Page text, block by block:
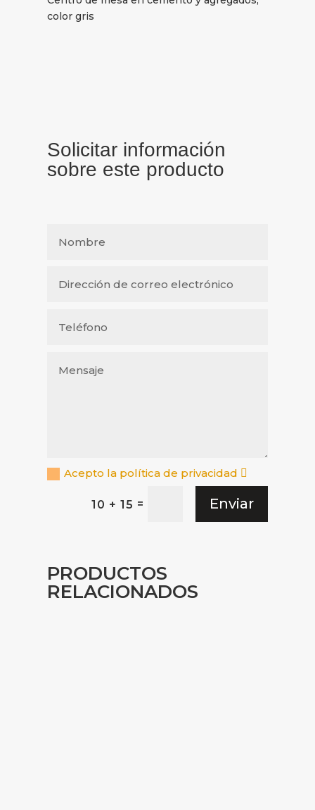
color gris
Solicitar información
sobre este producto
Acepto la política de privacidad
10 + 15 = Enviar
PRODUCTOS
RELACIONADOS